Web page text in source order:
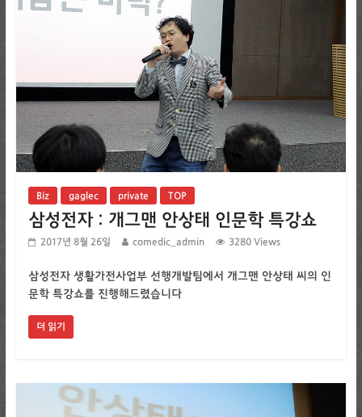
Biz gaglec private TOP
삼성전자 : 개그맨 안상태 인문학 특강쇼
2017년 8월 26일 comedic_admin 3280 Views
삼성전자 생활가전사업부 선행개발팀에서 개그맨 안상태 씨의 인
문학 특강쇼를 진행해드렸습니다
더 읽기